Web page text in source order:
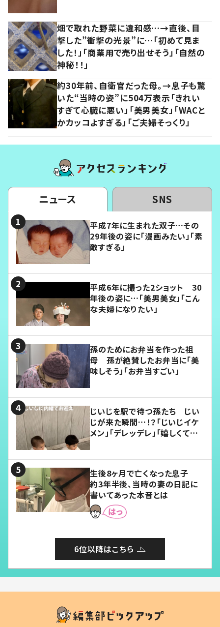
畑で取れた野菜に違和感…→直後、目
撃した”衝撃の光景”に…「初めて見ま
した！」「商業用で売り出せそう」「自然の
神秘！！」
約30年前、自衛官だった母。→息子も驚
いた“当時の姿”に504万表示「きれい
すぎて心臓に悪い」「美男美女」「WACと
かカッコよすぎる」「ご夫婦そっくり」
ニュース SNS
平成7年に生まれた双子…その
29年後の姿に「漫画みたい」「素
敵すぎる」
平成6年に撮った2ショット 30
年後の姿に…「美男美女」「こん
な夫婦になりたい」
孫のためにお弁当を作った祖
母 孫が絶賛したお弁当に「美
味しそう」「お弁当すごい」
じいじを駅で待つ孫たち じい
じが来た瞬間…！？「じいじイケ
メン」「デレッデレ」「嬉しくて可
生後8ヶ月で亡くなった息子
約3年半後、当時の妻の日記に
書いてあった本音とは
6位以降はこちら